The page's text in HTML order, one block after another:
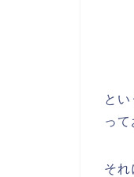
と
っ
それ